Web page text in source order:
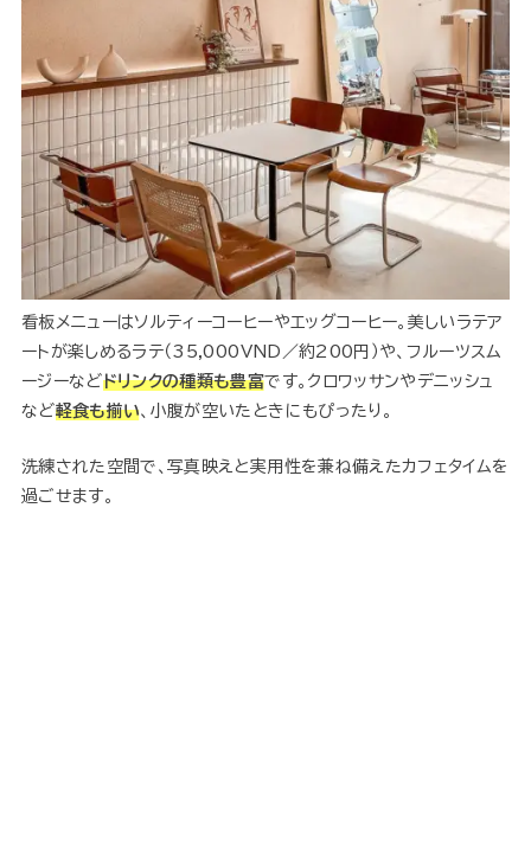
看板メニューはソルティーコーヒーやエッグコーヒー。美しいラテア
ートが楽しめるラテ（35,000VND／約200円）や、フルーツスム
ージーなどドリンクの種類も豊富です。クロワッサンやデニッシュ
など軽食も揃い、小腹が空いたときにもぴったり。
洗練された空間で、写真映えと実用性を兼ね備えたカフェタイムを
過ごせます。